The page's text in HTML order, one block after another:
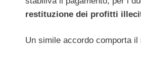
restituzione dei profitti
Un simile accordo comporta